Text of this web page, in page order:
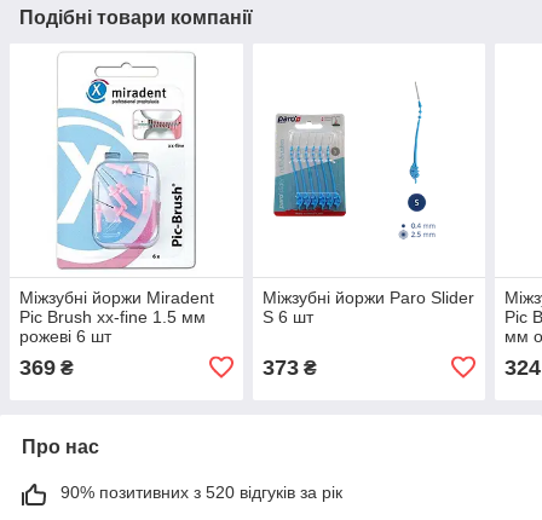
Подібні товари компанії
Міжзубні йоржи Miradent
Pic Brush xx-fine 1.5 мм
рожеві 6 шт
369 ₴
Міжзубні йоржи Paro Slider
S 6 шт
373₴
Pic
мм
324
Про нас
90% позитивних з 520 відгуків за рік